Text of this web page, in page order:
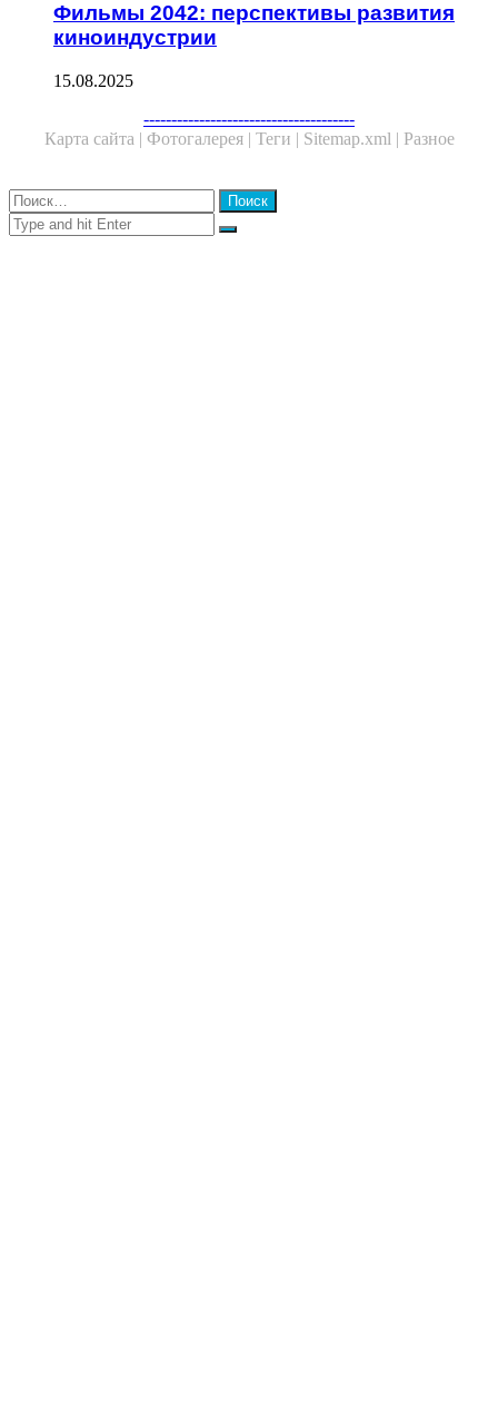
Фильмы 2042: перспективы развития
киноиндустрии
15.08.2025
--------------------------------------
Карта сайта | Фотогалерея | Теги | Sitemap.xml | Разное
Close
Найти:
Close
Search